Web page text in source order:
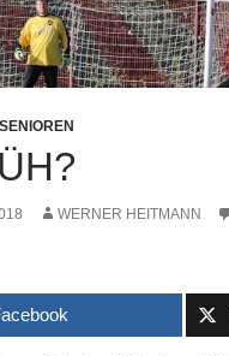
WERNER HEITMANN